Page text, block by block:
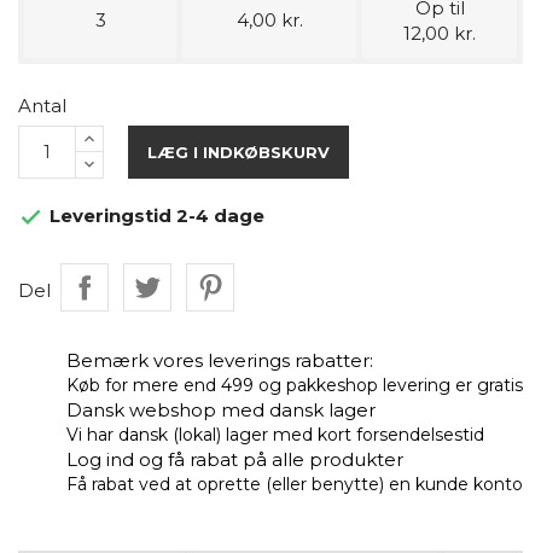
3 4,00 kr.
Op til
12,00 kr.
Antal
LÆG I INDKØBSKURV
 Leveringstid 2-4 dage
Del
Bemærk vores leverings rabatter:
Køb for mere end 499 og pakkeshop levering er gratis
Dansk webshop med dansk lager
Vi har dansk (lokal) lager med kort forsendelsestid
Log ind og få rabat på alle produkter
Få rabat ved at oprette (eller benytte) en kunde konto